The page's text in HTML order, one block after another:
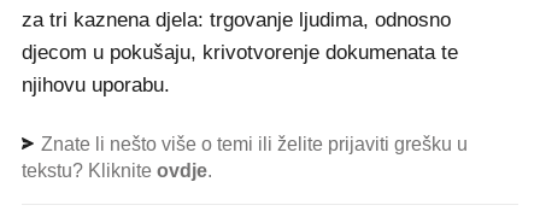
za tri kaznena djela: trgovanje ljudima, odnosno
djecom u pokušaju, krivotvorenje dokumenata te
njihovu uporabu.
Znate li nešto više o temi ili želite prijaviti grešku u
tekstu? Kliknite ovdje.